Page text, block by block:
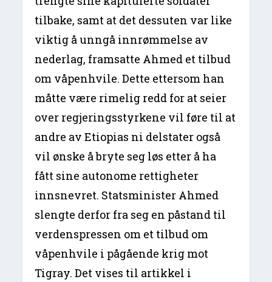
tilbake, samt at det dessuten var like
viktig å unngå innrømmelse av
nederlag, framsatte Ahmed et tilbud
om våpenhvile. Dette ettersom han
måtte være rimelig redd for at seier
over regjeringsstyrkene vil føre til at
andre av Etiopias ni delstater også
vil ønske å bryte seg løs etter å ha
fått sine autonome rettigheter
innsnevret. Statsminister Ahmed
slengte derfor fra seg en påstand til
verdenspressen om et tilbud om
våpenhvile i pågående krig mot
Tigray. Det vises til artikkel i